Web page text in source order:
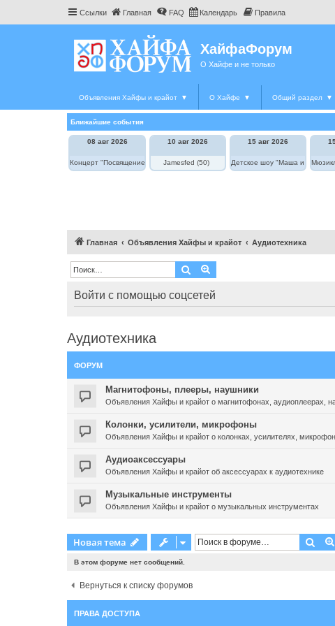
Ссылки Главная FAQ Календарь Правила
ХайфаФорум
О Хайфе и не только
Объявления Хайфы и крайот ▼ О Хайфе ▼ Общий раздел ▼
Ближайшие события
08 авг 2026
Концерт "Посвящение Элле Фицджеральд"
10 авг 2026
Jamesfed (50)
15 авг 2026
Детское шоу "Маша и
Главная Объявления Хайфы и крайот Аудиотехника
Поиск
Войти с помощью соцсетей
Аудиотехника
ФОРУМ
Магнитофоны, плееры, наушники
Объявления Хайфы и крайот о магнитофонах, аудиоплеерах,
Колонки, усилители, микрофоны
Объявления Хайфы и крайот о колонках, усилителях,
Аудиоаксессуары
Объявления Хайфы и крайот об аксессуарах к аудиотехнике
Музыкальные инструменты
Объявления Хайфы и крайот о музыкальных инструментах
Новая тема
В этом форуме нет сообщений.
Вернуться к списку форумов
ПРАВА ДОСТУПА